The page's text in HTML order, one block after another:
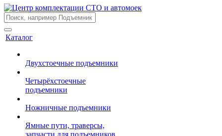
Каталог
Двухстоечные подъемники
Четырёхстоечные
подъемники
Ножничные подъемники
Ямные пути, траверсы,
запчасти для подъемников